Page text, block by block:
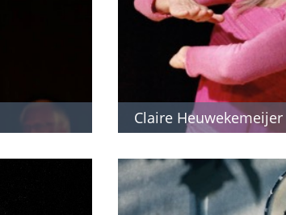
Claire Heuwekemeijer